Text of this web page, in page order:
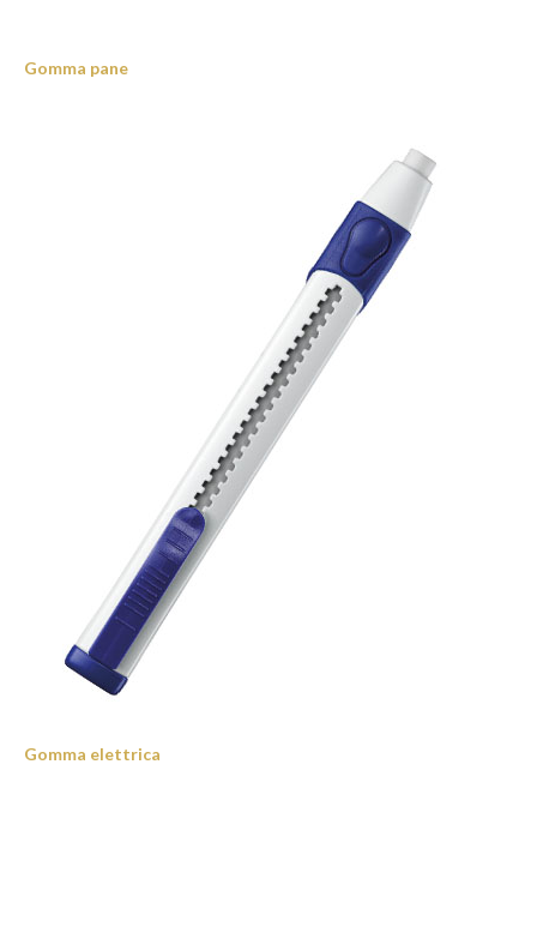
Gomma pane
Gomma elettrica